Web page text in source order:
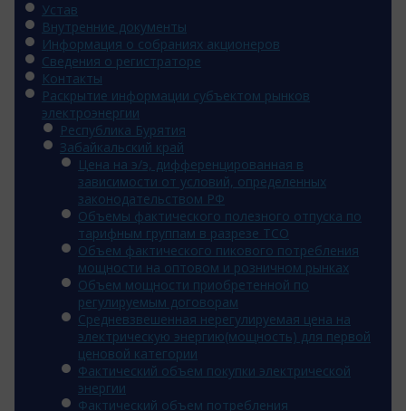
Устав
Внутренние документы
Информация о собраниях акционеров
Сведения о регистраторе
Контакты
Раскрытие информации субъектом рынков
электроэнергии
Республика Бурятия
Забайкальский край
Цена на э/э, дифференцированная в
зависимости от условий, определенных
законодательством РФ
Объемы фактического полезного отпуска по
тарифным группам в разрезе ТСО
Объем фактического пикового потребления
мощности на оптовом и розничном рынках
Объем мощности приобретенной по
регулируемым договорам
Средневзвешенная нерегулируемая цена на
электрическую энергию(мощность) для первой
ценовой категории
Фактический объем покупки электрической
энергии
Фактический объем потребления